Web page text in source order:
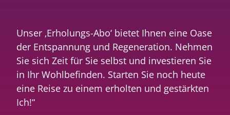
Unser ‚Erholungs-Abo‘ bietet Ihnen eine Oase
der Entspannung und Regeneration. Nehmen
Sie sich Zeit für Sie selbst und investieren Sie
in Ihr Wohlbefinden. Starten Sie noch heute
eine Reise zu einem erholten und gestärkten
Ich!“